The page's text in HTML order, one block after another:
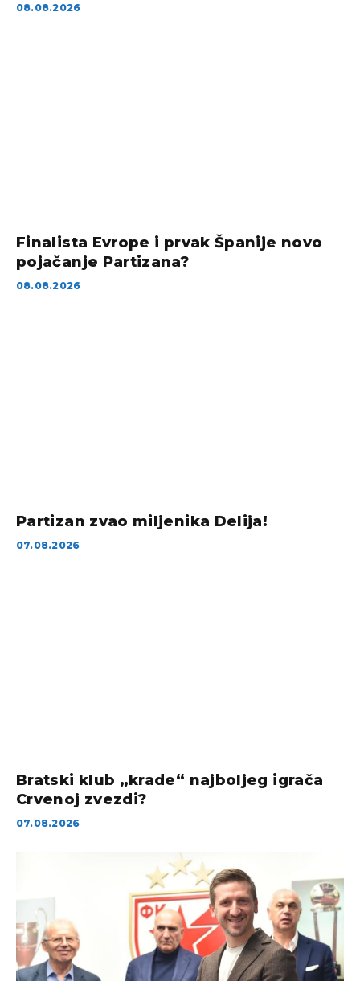
08.08.2026
Finalista Evrope i prvak Španije novo
pojačanje Partizana?
08.08.2026
Partizan zvao miljenika Delija!
07.08.2026
Bratski klub „krade“ najboljeg igrača
Crvenoj zvezdi?
07.08.2026